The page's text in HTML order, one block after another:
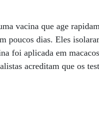
vacina que age
poucos dias. Eles
foi aplicada em
acreditam que os